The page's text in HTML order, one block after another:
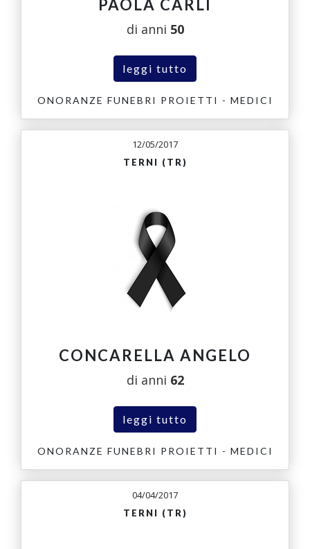
PAOLA CARLI
di anni 50
leggi tutto
ONORANZE FUNEBRI PROIETTI - MEDICI
12/05/2017
TERNI (TR)
CONCARELLA ANGELO
di anni 62
leggi tutto
ONORANZE FUNEBRI PROIETTI - MEDICI
04/04/2017
TERNI (TR)